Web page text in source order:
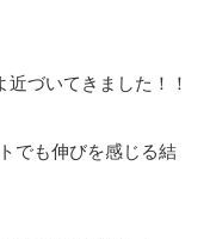
づいてきました！！
でも伸びを感じる結